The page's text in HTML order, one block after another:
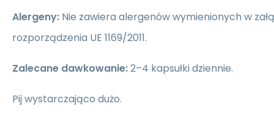
Alergeny: Nie zawiera alergenów wymienionych w
rozporządzenia UE 1169/2011.
Zalecane dawkowanie:2–4 kapsułki dziennie.
Pij wystarczająco dużo.